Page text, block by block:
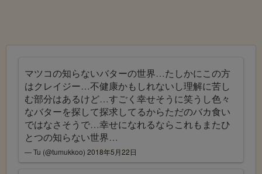
マツコの知らないバターの世界…たしかにこの方
はクレイジー…不健康かもしれないし理解に苦し
む部分はあるけど…すごく幸せそうに笑うし色々
なバターを探して探求してるからただのバカ食い
ではなさそうで…幸せになれるならこれもまたひ
とつの知らない世界…
— Tu (@tumukkoo) 2018年5月22日